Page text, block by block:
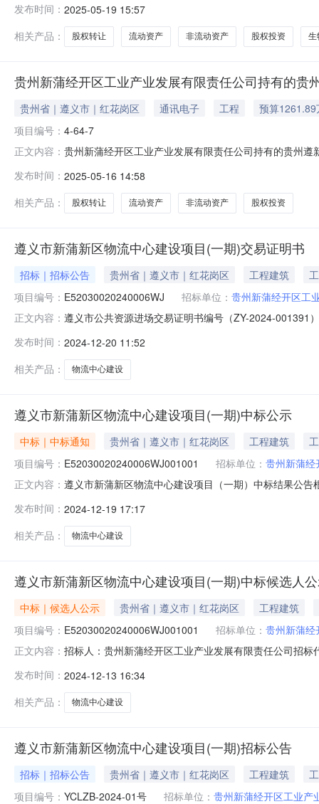
知》第十六条“股权转让其他约定”进行补充，补充内容
因买受人未实缴注册资本金或未减
发布时间： 2025-05-19 15:57
相关产品：
股权转让 流动资产 非流动资产 股权投资 生
贵州新蒲经开区工业产业发展有限责任公司持有的
贵州省｜遵义市｜红花岗区 通讯电子 工程
预算1261.89
项目编号： 4-64-7
正文内容： 贵州新蒲经开区工业产业发展有限责任公司持有的贵州
竞价方式，对贵州新蒲经开区工业产业发展有限责任公
发布时间： 2025-05-16 14:58
相关产品：
股权转让 流动资产 非流动资产 股权投资
遵义市新蒲新区物流中心建设项目(一期)交易证明书
招标｜招标公告 贵州省｜遵义市｜红花岗区 工程建筑
项目编号： E52030020240006WJ 招标单位： 贵州新蒲经开区工
正文内容： 遵义市公共资源进场交易证明书编号（ZY-2024-001391
标人贵州新蒲经开区工业产业发展有限责任公司招标代
发布时间： 2024-12-20 11:52
相关产品：
物流中心建设
遵义市新蒲新区物流中心建设项目(一期)中标公示
中标｜中标通知 贵州省｜遵义市｜红花岗区 工程建筑
项目编号： E52030020240006WJ001001 招标单位： 贵州新蒲经
正文内容： 遵义市新蒲新区物流中心建设项目（一期）中标结果公
（服务期）：365招标文件规定公告的其他内容：/招标
话：1
发布时间： 2024-12-19 17:17
相关产品：
物流中心建设
遵义市新蒲新区物流中心建设项目(一期)中标候选人
中标｜候选人公示 贵州省｜遵义市｜红花岗区
工程建筑
项目编号： E52030020240006WJ001001 招标单位： 贵州新蒲经
正文内容： 招标人：贵州新蒲经开区工业产业发展有限责任公司招
标报告，现公示下列内容：第一中标候选人：贵州铓辉
发布时间： 2024-12-13 16:34
相关产品：
物流中心建设
遵义市新蒲新区物流中心建设项目(一期)招标公告
招标｜招标公告 贵州省｜遵义市｜红花岗区 工程建筑
项目编号： YCLZB-2024-01号 招标单位： 贵州新蒲经开区工业产